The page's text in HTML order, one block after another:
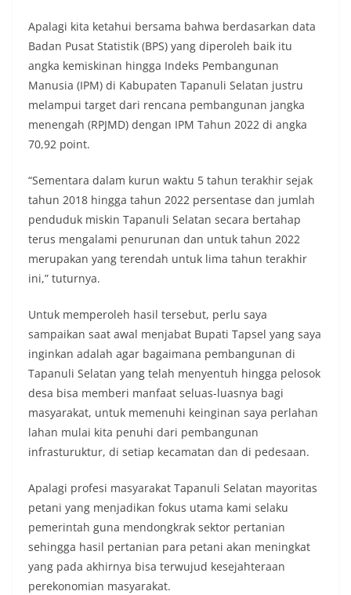
personel Kepolisian dengan masyarakat. Melalui
hanya berperan sebagai penyampai informasi
dan imbauan, tetapi juga sebagai mitra
masyarakat dalam menjaga keamanan lingkungan
secara bersama-sama.‎‎Kehadiran
Bhabinkamtibmas di tengah-tengah warga
diharapkan dapat semakin mempererat
hubungan kemitraan antara Polri dan
kolektif warga akan pentingnya menjaga
keamanan, ketertiban, dan kekompakan
lingkungan, khususnya dalam menyambut
momentum bersejarah HUT Kemerdekaan
Republik Indonesia.‎Kegiatan sambang ini
rencananya akan terus dilaksanakan secara rutin
Sunggal sebagai bagian dari upaya menciptakan
sekaligus menumbuhkan semangat nasionalisme
warga dalam menyambut Hari Kemerdekaan RI.
Bhabinkamtibmas Polsek Medan Sunggal
Sambangi Warga Kelurahan Sunggal, Ingatkan
Pemasangan Bendera Merah Putih Jelang HUT
Kemerdekaan RI‎‎Medan, 5 Agustus 2026 — Dalam
rangka menyambut Hari Ulang Tahun
Kemerdekaan Republik Indonesia yang ke-
81noktahsumutcoomBhabinkamtibmas Kelurahan
Sunggal, Aiptu Muliyadi Suraukur, melaksanakan
kepada warga di wilayah Kelurahan Sunggal,
Kecamatan Medan Sunggal, pada Rabu
(05/08/2026).‎‎Kegiatan tersebut berlangsung sejak
pukul 09.00 WIB hingga selesai, menyasar rumah-
rumah warga di beberapa lingkungan yang ada di
kelurahan tersebut.‎Sambang Langsung ke Rumah
Warga‎Dalam kegiatan ini, Aiptu Muliyadi
Apalagi kita ketahui bersama bahwa berdasarkan data
Badan Pusat Statistik (BPS) yang diperoleh baik itu
angka kemiskinan hingga Indeks Pembangunan
Manusia (IPM) di Kabupaten Tapanuli Selatan justru
melampui target dari rencana pembangunan jangka
menengah (RPJMD) dengan IPM Tahun 2022 di angka
70,92 point.
“Sementara dalam kurun waktu 5 tahun terakhir sejak
tahun 2018 hingga tahun 2022 persentase dan jumlah
penduduk miskin Tapanuli Selatan secara bertahap
terus mengalami penurunan dan untuk tahun 2022
merupakan yang terendah untuk lima tahun terakhir
ini,” tuturnya.
Untuk memperoleh hasil tersebut, perlu saya
sampaikan saat awal menjabat Bupati Tapsel yang saya
inginkan adalah agar bagaimana pembangunan di
Tapanuli Selatan yang telah menyentuh hingga pelosok
desa bisa memberi manfaat seluas-luasnya bagi
masyarakat, untuk memenuhi keinginan saya perlahan
lahan mulai kita penuhi dari pembangunan
infrasturuktur, di setiap kecamatan dan di pedesaan.
Apalagi profesi masyarakat Tapanuli Selatan mayoritas
petani yang menjadikan fokus utama kami selaku
pemerintah guna mendongkrak sektor pertanian
sehingga hasil pertanian para petani akan meningkat
yang pada akhirnya bisa terwujud kesejahteraan
perekonomian masyarakat.